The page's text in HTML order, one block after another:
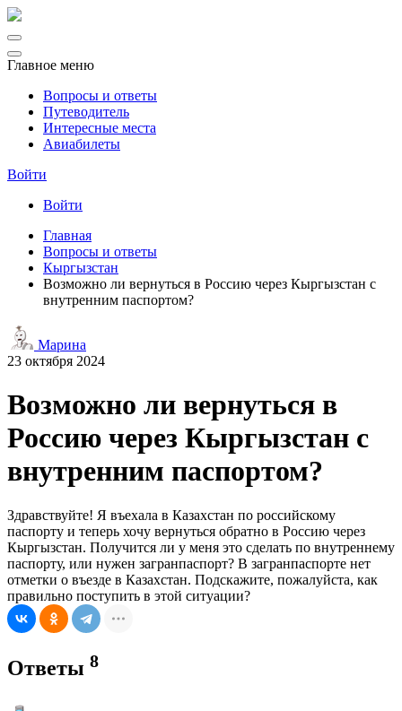
Главное меню
Вопросы и ответы
Путеводитель
Интересные места
Авиабилеты
Войти
Войти
Главная
Вопросы и ответы
Кыргызстан
Возможно ли вернуться в Россию через Кыргызстан с
внутренним паспортом?
Марина
23 октября 2024
Возможно ли вернуться в
Россию через Кыргызстан с
внутренним паспортом?
Здравствуйте! Я въехала в Казахстан по российскому
паспорту и теперь хочу вернуться обратно в Россию через
Кыргызстан. Получится ли у меня это сделать по внутреннему
паспорту, или нужен загранпаспорт? В загранпаспорте нет
отметки о въезде в Казахстан. Подскажите, пожалуйста, как
правильно поступить в этой ситуации?
Ответы 8